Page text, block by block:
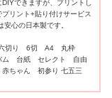
できますが、プリントし
リント+貼り付けサービス
心の日本製です。
切り 6切 A4 丸枠
ム 台紙 セレクト 自由
ちゃん 初参り 七五三